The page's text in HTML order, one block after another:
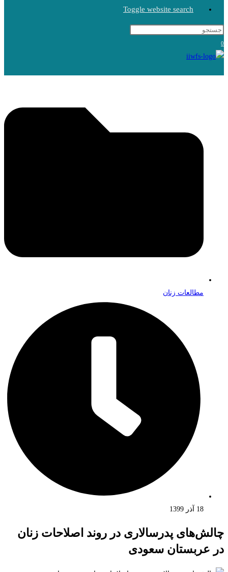
Toggle website search
0
مطالعات زنان
18 آذر 1399
چالش‌های پدرسالاری در روند اصلاحات زنان
در عربستان سعودی